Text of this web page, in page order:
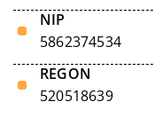
NIP
5862374534
REGON
520518639